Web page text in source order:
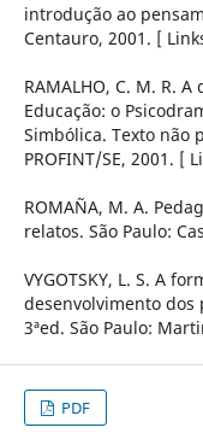
introdução ao
Centauro, 2001. [
RAMALHO, C. M. R.
Educação: o
Simbólica. Texto não
PROFINT/SE, 2001. [
ROMAÑA, M. A.
relatos. São Paulo:
VYGOTSKY, L. S. A
desenvolvimento dos
3ªed. São Paulo:
PDF